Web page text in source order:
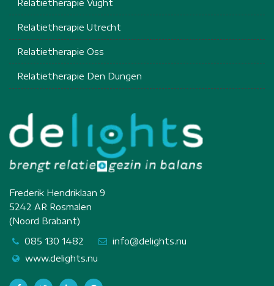
Relatietherapie Vught
Relatietherapie Utrecht
Relatietherapie Oss
Relatietherapie Den Dungen
Frederik Hendriklaan 9
5242 AR Rosmalen
(Noord Brabant)
085 130 1482
info@delights.nu
www.delights.nu